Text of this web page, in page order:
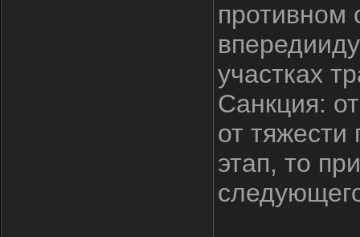
противном
участках
Санкция:
от
этап, то